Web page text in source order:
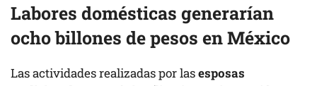
Labores domésticas generarían
ocho billones de pesos en México
Las actividades realizadas por lasesposas